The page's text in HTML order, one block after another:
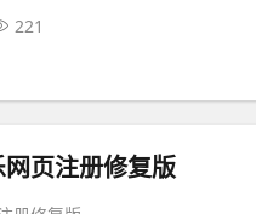
221
页注册修复版